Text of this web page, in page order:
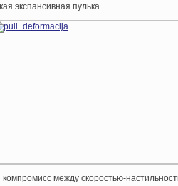
экспансивная пулька.
между скоростью-